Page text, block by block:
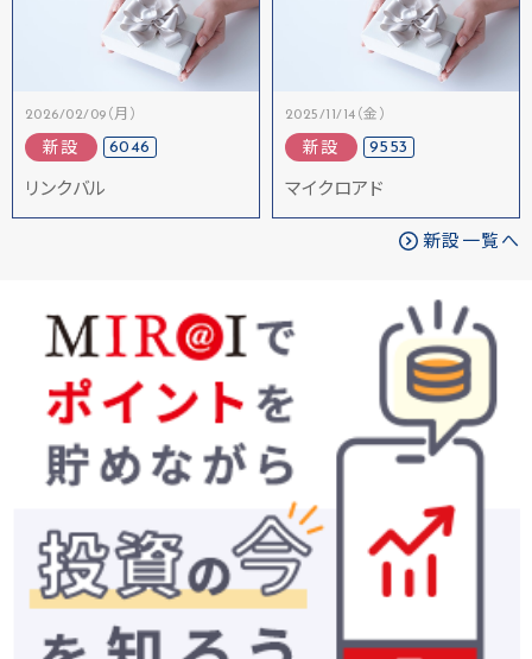
2026/02/09（月）
新設 6046
リンクバル
2025/11/14（金）
新設 9553
マイクロアド
新設一覧へ